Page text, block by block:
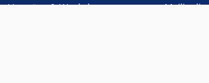
Vorträge & Workshops